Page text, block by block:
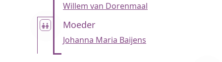
Willem van Dorenmaal
Moeder
Johanna Maria Baijens